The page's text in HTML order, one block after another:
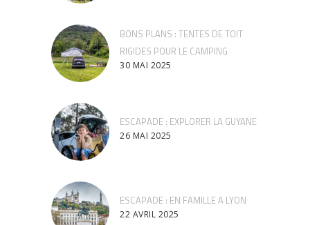
BONS PLANS : TENTES DE TOIT
RIGIDES POUR LE CAMPING
30 MAI 2025
ESCAPADE : EXPLORER LA GUYANE
26 MAI 2025
ESCAPADE : EN FAMILLE A LYON
22 AVRIL 2025